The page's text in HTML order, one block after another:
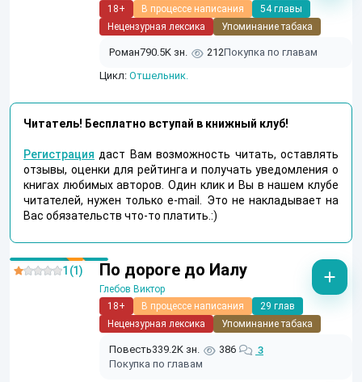
18+
В процессе написания
54 главы
Нецензурная лексика
Упоминание табака
Роман790.5K зн. 212Покупка по главам
Цикл: Отшельник.
Читатель! Бесплатно вступай в книжный клуб!
Регистрация даст Вам возможность читать, оставлять
отзывы, оценки для рейтинга и получать уведомления о
книгах любимых авторов. Один клик и Вы в нашем клубе
читателей, нужен только e-mail. Это не накладывает на
Вас обязательств что-то платить.:)
По дороге до Иалу
Глебов Виктор
18+
В процессе написания
29 глав
Нецензурная лексика
Упоминание табака
Повесть339.2K зн. 386
3
Покупка по главам
1 (1)